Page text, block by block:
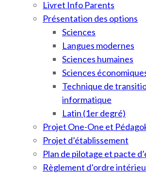
Livret Info Parents
Présentation des options
Sciences
Langues modernes
Sciences humaines
Sciences
Technique de
informatique
Latin (1er degré)
Projet One-One et
Projet d’établissement
Plan de pilotage et pacte
Règlement d’ordre